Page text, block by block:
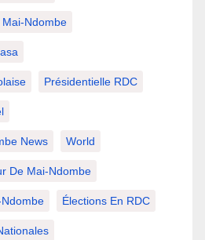
Ndombe
Présidentielle RDC
News World
De Mai-Ndombe
Élections En RDC